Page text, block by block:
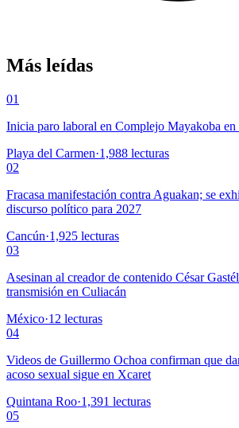
Más leídas
01
Inicia paro laboral en Complejo Mayakoba en
Playa del Carmen·1,988 lecturas
02
Fracasa manifestación contra Aguakan; se
discurso político para 2027
Cancún·1,925 lecturas
03
Asesinan al creador de contenido César
transmisión en Culiacán
México·12 lecturas
04
Videos de Guillermo Ochoa confirman que
acoso sexual sigue en Xcaret
Quintana Roo·1,391 lecturas
05